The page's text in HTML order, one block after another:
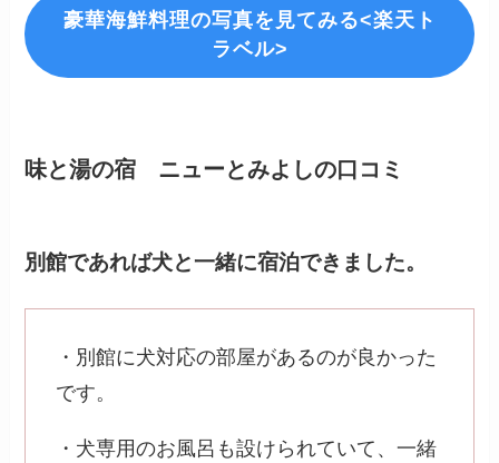
豪華海鮮料理の写真を見てみる<楽天ト
ラベル>
味と湯の宿 ニューとみよしの口コミ
別館であれば犬と一緒に宿泊できました。
・別館に犬対応の部屋があるのが良かった
です。
・犬専用のお風呂も設けられていて、一緒